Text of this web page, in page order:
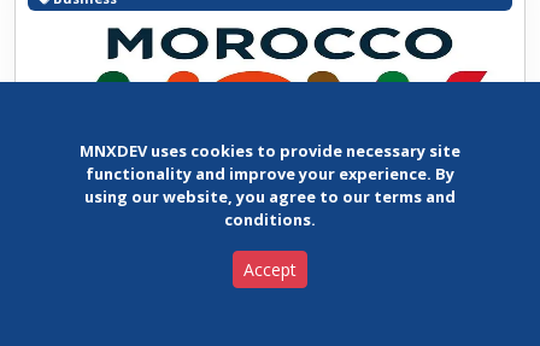
MNXDEV uses cookies to provide necessary site
functionality and improve your experience. By
using our website, you agree to our terms and
conditions.
Accept